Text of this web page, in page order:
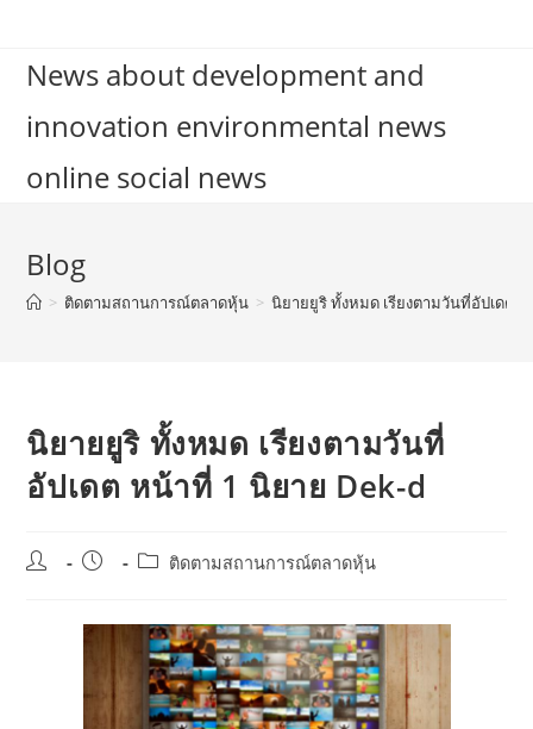
contentNews about development and
innovation environmental news
online social news
Blog
> ติดตามสถานการณ์ตลาดหุ้น > นิยายยูริ ทั้งหมด เรียงตามวันที่อัปเดต
นิยายยูริ ทั้งหมด เรียงตามวันที่
อัปเดต หน้าที่ 1 นิยาย Dek-d
Post
Post
Postติดตามสถานการณ์ตลาดหุ้น